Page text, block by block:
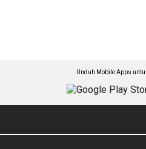
Unduh Mobile Apps